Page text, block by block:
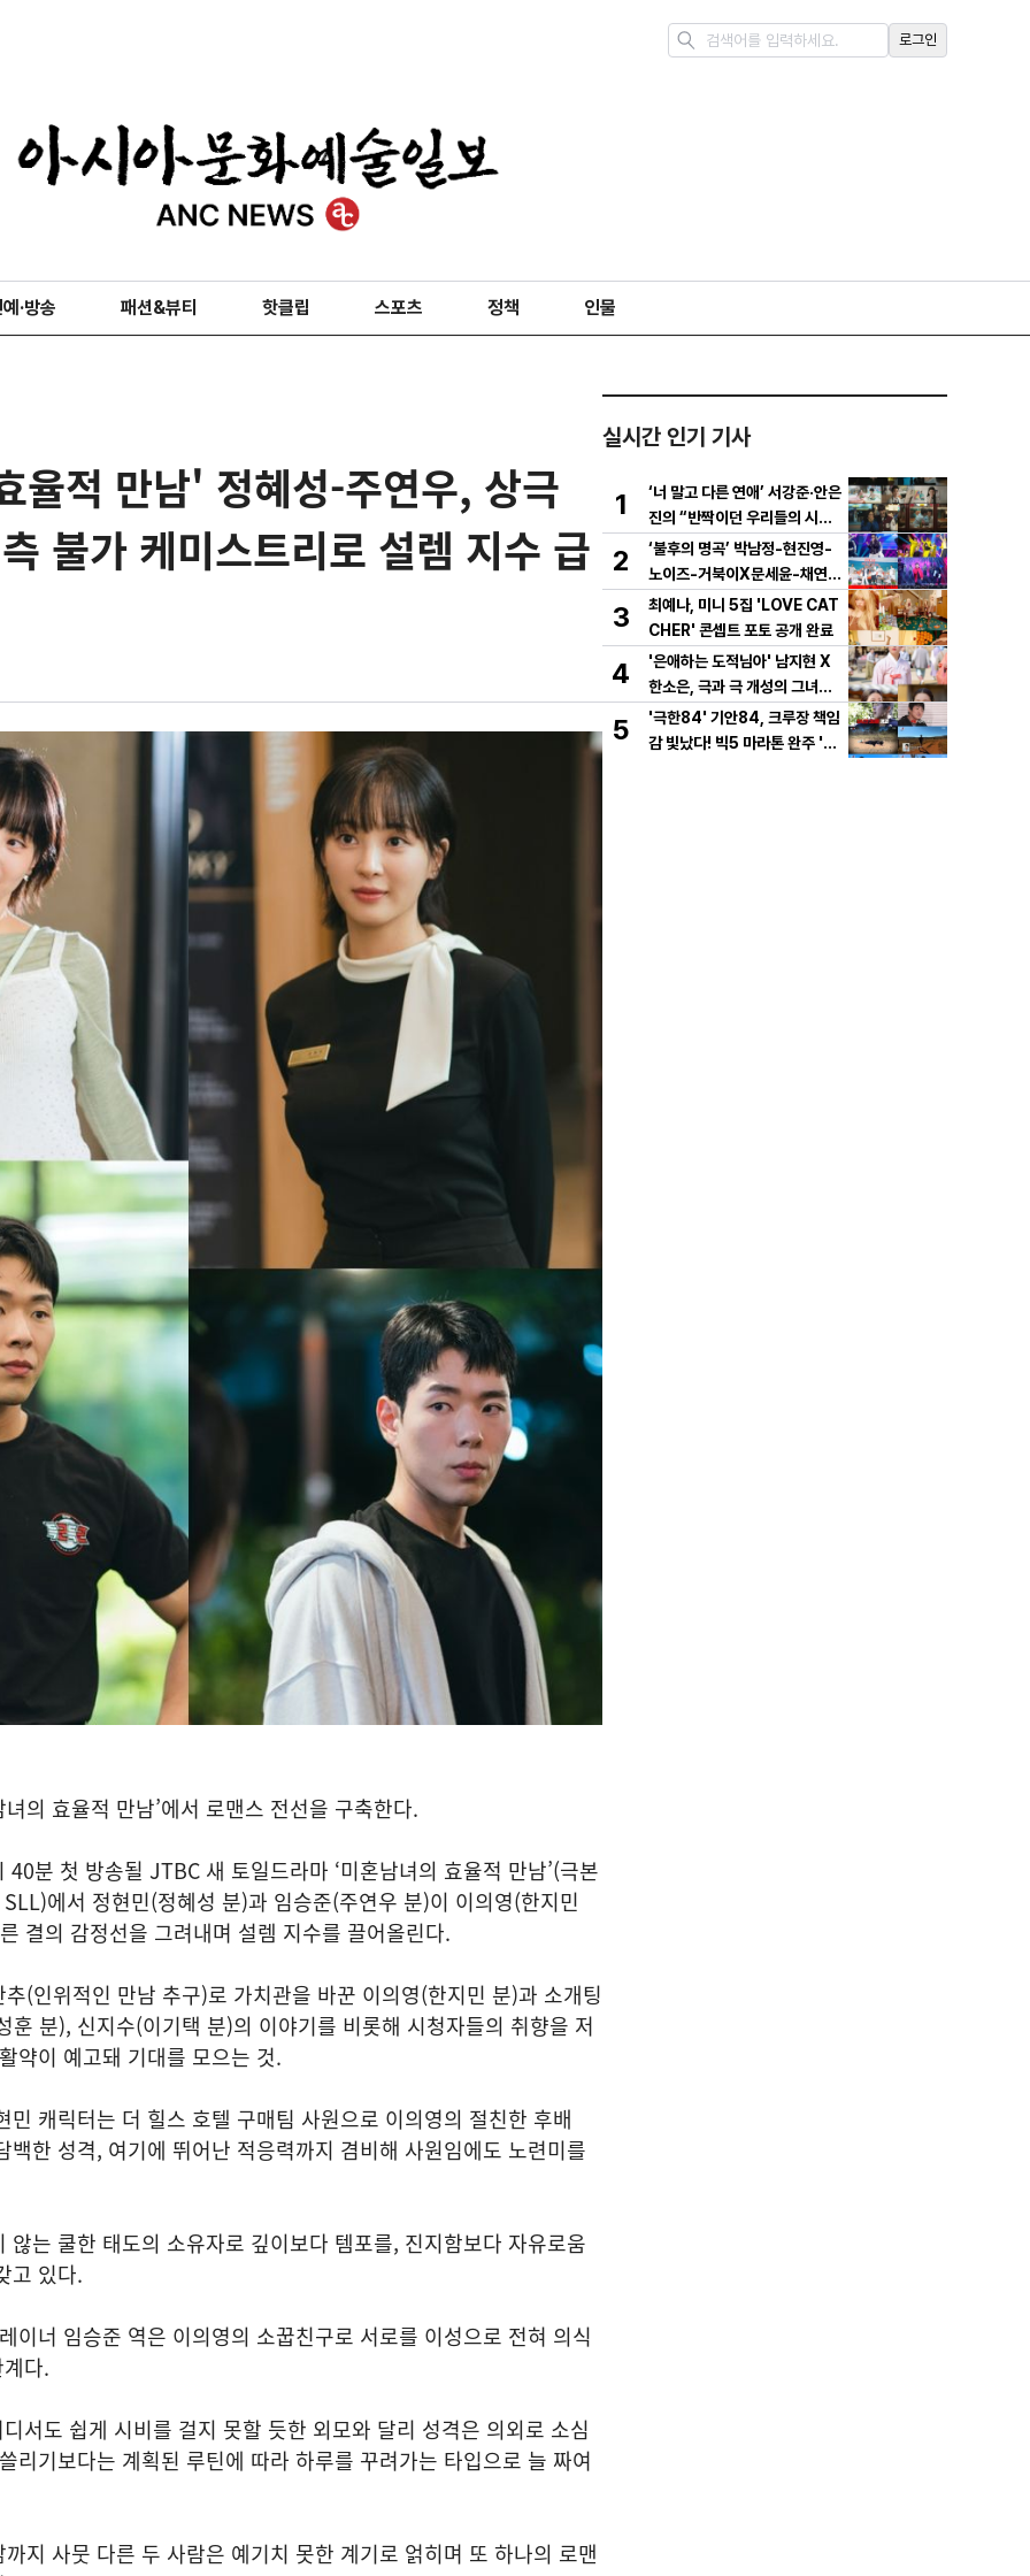
로그인
·방송 패션&뷰티 핫클립 스포츠 정책 인물
율적 만남' 정혜성-주연우, 상극
불가 케미스트리로 설렘 지수 급
의 효율적 만남’에서 로맨스 전선을 구축한다.
분 첫 방송될 JTBC 새 토일드라마 ‘미혼남녀의 효율적 만남’(극본
에서 정현민(정혜성 분)과 임승준(주연우 분)이 이의영(한지민
결의 감정선을 그려내며 설렘 지수를 끌어올린다.
(인위적인 만남 추구)로 가치관을 바꾼 이의영(한지민 분)과 소개팅
훈 분), 신지수(이기택 분)의 이야기를 비롯해 시청자들의 취향을 저
약이 예고돼 기대를 모으는 것.
민 캐릭터는 더 힐스 호텔 구매팀 사원으로 이의영의 절친한 후배
백한 성격, 여기에 뛰어난 적응력까지 겸비해 사원임에도 노련미를
않는 쿨한 태도의 소유자로 깊이보다 템포를, 진지함보다 자유로움
고 있다.
이너 임승준 역은 이의영의 소꿉친구로 서로를 이성으로 전혀 의식
다.
서도 쉽게 시비를 걸지 못할 듯한 외모와 달리 성격은 의외로 소심
리기보다는 계획된 루틴에 따라 하루를 꾸려가는 타입으로 늘 짜여
지 사뭇 다른 두 사람은 예기치 못한 계기로 얽히며 또 하나의 로맨
실시간 인기 기사
1
‘너 말고 다른 연애’ 서강준·안은
진의 “반짝이던 우리들의 시간”
10년 사랑 서사 드러났다! 1차
설렘 티저 영상 공개!
2
‘불후의 명곡’ 박남정-현진영-
노이즈-거북이X문세윤-채연,
이번엔 댄스 배틀이다! X세대
댄스 레전드 총출동! 댄스 본능
깨운다!
3
최예나, 미니 5집 'LOVE CAT
CHER' 콘셉트 포토 공개 완료
4
'은애하는 도적님아' 남지현 X
한소은, 극과 극 개성의 그녀들
이 온다! 시청자들의 연모를 부
를 두 여인의 활약은?
5
'극한84' 기안84, 크루장 책임
감 빛났다! 빅5 마라톤 완주 '인